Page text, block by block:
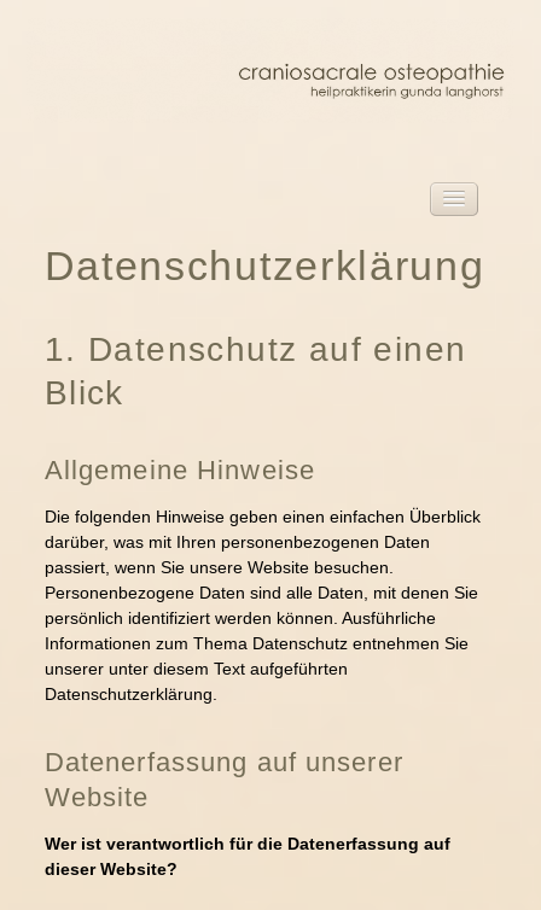
Herzlich willkommen!
über mich
craniosacrale osteopathie
behandlung für kinder
baby-cranio
heilmassagen
breuß-massage
babymassage als kurs für eltern
klassische massage
Fruchtbarkeitsmassage (Kinderwunschbehandlung)
Datenschutzerklärung
1. Datenschutz auf einen
Blick
Allgemeine Hinweise
Die folgenden Hinweise geben einen einfachen Überblick
darüber, was mit Ihren personenbezogenen Daten
passiert, wenn Sie unsere Website besuchen.
Personenbezogene Daten sind alle Daten, mit denen Sie
persönlich identifiziert werden können. Ausführliche
Informationen zum Thema Datenschutz entnehmen Sie
unserer unter diesem Text aufgeführten
Datenschutzerklärung.
Datenerfassung auf unserer
Website
Wer ist verantwortlich für die Datenerfassung auf
dieser Website?